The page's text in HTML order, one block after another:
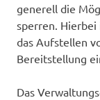
generell die
sperren.
das Aufstellen
Bereitstellung
Das